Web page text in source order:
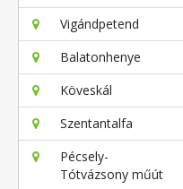
Vigándpetend
Balatonhenye
Köveskál
Szentantalfa
Pécsely-
Tótvázsony műút